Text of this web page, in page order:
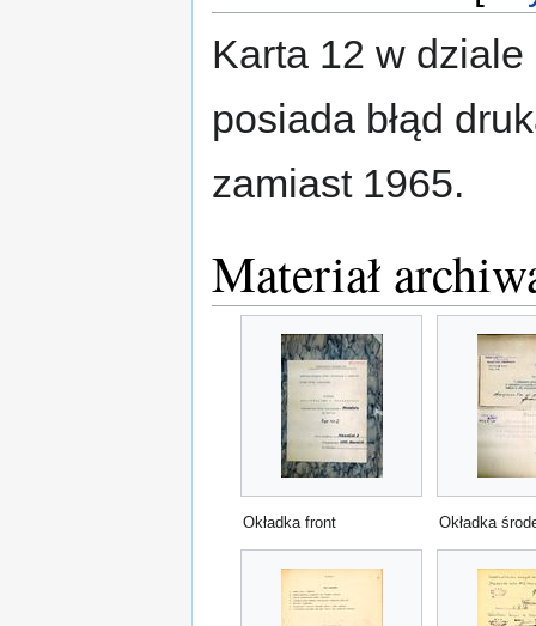
Karta 12 w
posiada błąd
zamiast 1965.
Materiał
Okładka front Okładka